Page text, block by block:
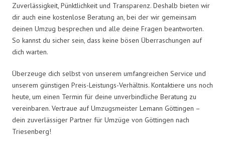
Zuverlässigkeit, Pünktlichkeit und Transparenz. Deshalb bieten wir
dir auch eine kostenlose Beratung an, bei der wir gemeinsam
deinen Umzug besprechen und alle deine Fragen beantworten.
So kannst du sicher sein, dass keine bösen Überraschungen auf
dich warten.
Überzeuge dich selbst von unserem umfangreichen Service und
unserem günstigen Preis-Leistungs-Verhältnis. Kontaktiere uns noch
heute, um einen Termin für deine unverbindliche Beratung zu
vereinbaren. Vertraue auf Umzugsmeister Lemann Göttingen –
dein zuverlässiger Partner für Umzüge von Göttingen nach
Triesenberg!